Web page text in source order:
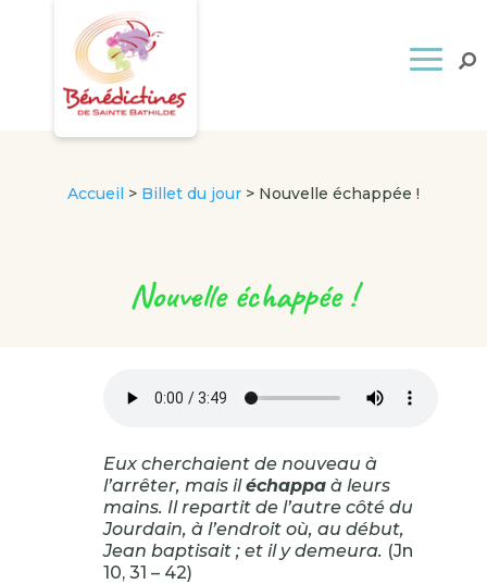
Accueil > Billet du jour> Nouvelle échappée !
Nouvelle échappée !
Eux cherchaient de nouveau à
l’arrêter, mais iléchappaà leurs
mains. Il repartit de l’autre côté du
Jourdain, à l’endroit où, au début,
Jean baptisait ; et il y demeura. (Jn
10, 31 – 42)